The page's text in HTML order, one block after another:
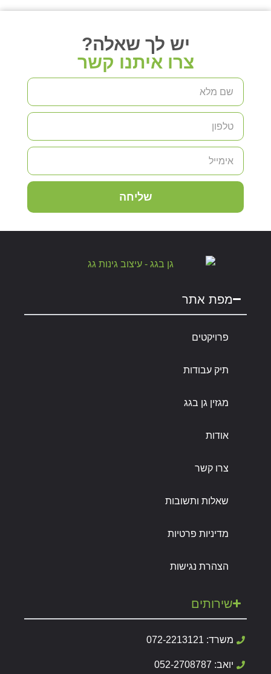
יש לך שאלה?
צרו איתנו קשר
שליחה
מפת אתר
פרויקטים
תיק עבודות
מגזין גן בגג
אודות
צרו קשר
שאלות ותשובות
מדיניות פרטיות
הצהרת נגישות
שירותים
משרד: 072-2213121
יואב: 052-2708787